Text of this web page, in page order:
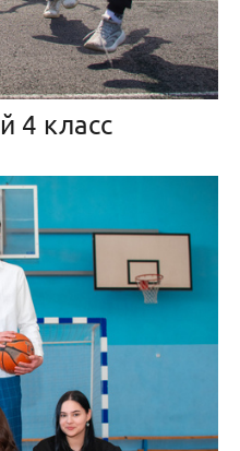
4 класс